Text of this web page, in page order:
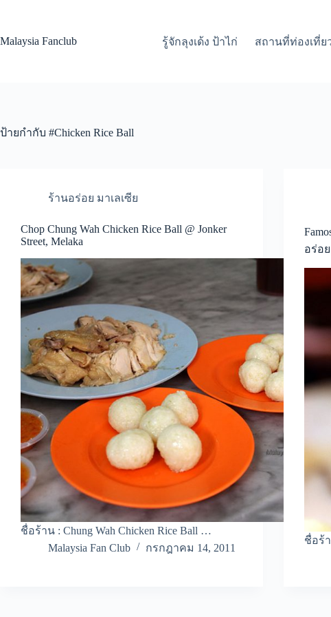
Malaysia Fanclub
รู้จักลุงเด้ง ป้าไก่ สถานที่ท่องเที่ย
ป้ายกำกับ #Chicken Rice Ball
ร้านอร่อย มาเลเซีย
Chop Chung Wah Chicken Rice Ball @ Jonker
Street, Melaka
ชื่อร้าน : Chung Wah Chicken Rice Ball …
Malaysia Fan Club
กรกฎาคม 14, 2011
อร่อ
ชื่อร้า